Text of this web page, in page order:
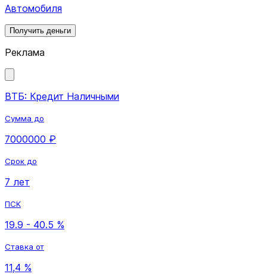
Автомобиля
Получить деньги
Реклама
ВТБ: Кредит Наличными
Сумма до
7000000 ₽
Срок до
7 лет
ПСК
19.9 - 40.5 %
Ставка от
11,4 %